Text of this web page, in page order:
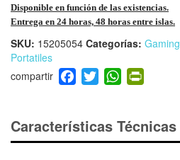
Disponible en función de las existencias.
Entrega en 24 horas, 48 horas entre islas.
SKU: 15205054 Categorías: Gaming
Portatiles
F
a
e
b
T
wi
er
W
h
s
A
ri
e
Características Técnicas